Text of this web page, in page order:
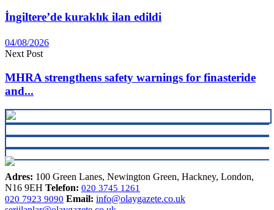
İngiltere’de kuraklık ilan edildi
04/08/2026
Next Post
MHRA strengthens safety warnings for finasteride
and...
Adres: 100 Green Lanes, Newington Green, Hackney, London,
N16 9EH Telefon: 020 3745 1261
020 7923 9090 Email: info@olaygazete.co.uk